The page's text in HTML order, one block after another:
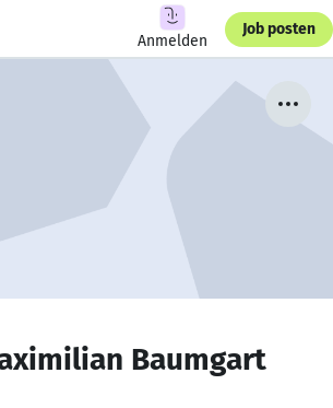
Anmelden
Job posten
Baumgart